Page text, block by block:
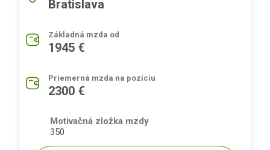
Bratislava
Základná mzda od
1945 €
Priemerná mzda na pozíciu
2300 €
Motivačná zložka mzdy
350